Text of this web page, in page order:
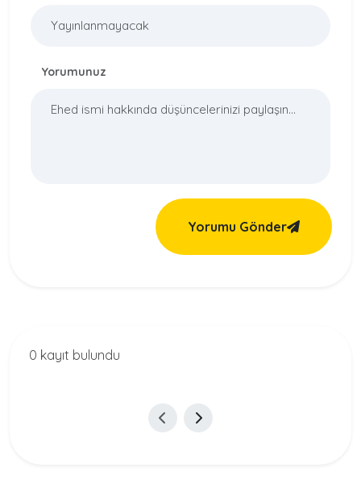
Yorumunuz
Yorumu Gönder
0 kayıt bulundu